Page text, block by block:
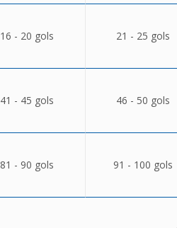
16 - 20 gols 21 - 25 gols
41 - 45 gols 46 - 50 gols
81 - 90 gols 91 - 100 gols